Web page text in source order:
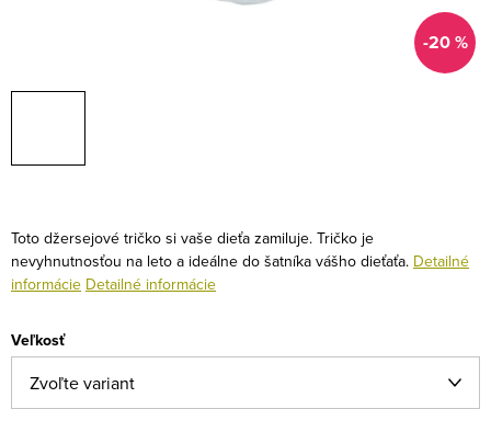
-20 %
Toto džersejové tričko si vaše dieťa zamiluje. Tričko je
nevyhnutnosťou na leto a ideálne do šatníka vášho dieťaťa. Detailné
informácie Detailné informácie
Veľkosť